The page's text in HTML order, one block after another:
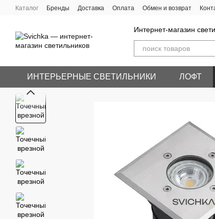
Перейти к основному контенту
Каталог Бренды Доставка Оплата Обмен и возврат
Интернет-магазин
ИНТЕРЬЕРНЫЕ СВЕТИЛЬНИКИ ЛОФТ